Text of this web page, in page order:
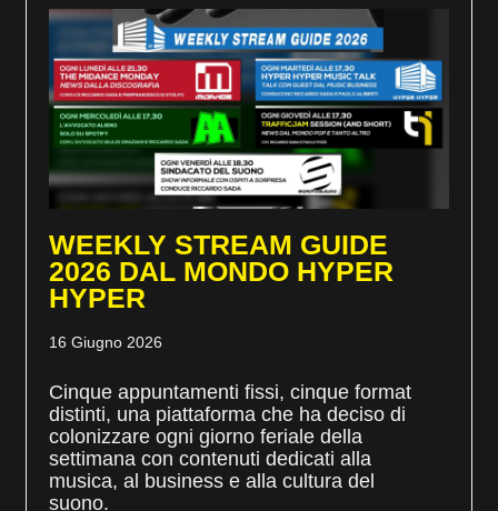
WEEKLY STREAM GUIDE
2026 DAL MONDO HYPER
HYPER
16 Giugno 2026
Cinque appuntamenti fissi, cinque format
distinti, una piattaforma che ha deciso di
colonizzare ogni giorno feriale della
settimana con contenuti dedicati alla
musica, al business e alla cultura del
suono.